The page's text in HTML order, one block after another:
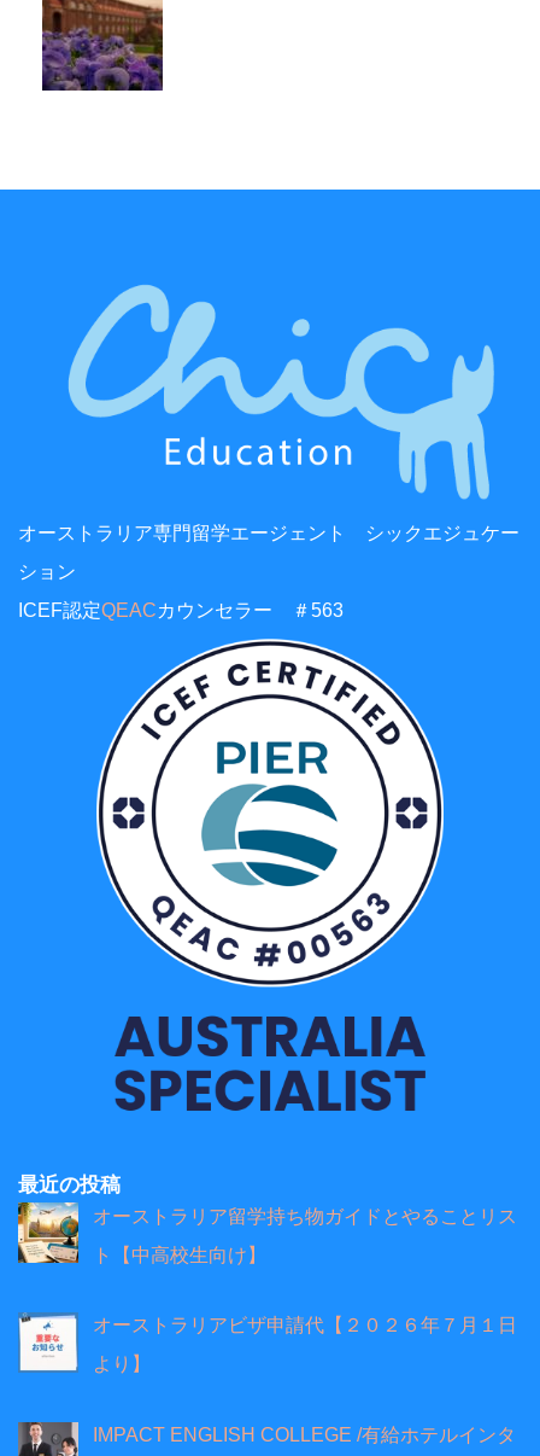
オーストラリア専門留学エージェント シックエジュケー
ション
ICEF認定QEACカウンセラー ＃563
最近の投稿
オーストラリア留学持ち物ガイドとやることリス
ト【中高校生向け】
オーストラリアビザ申請代【２０２６年７月１日
より】
IMPACT ENGLISH COLLEGE /有給ホテルインタ